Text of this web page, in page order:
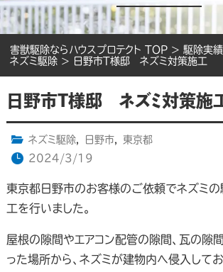
害獣駆除ならハウスプロテクト TOP > 駆除実
ネズミ駆除 > 日野市T様邸 ネズミ対策施工
日野市T様邸 ネズミ対策施
ネズミ駆除, 日野市,
東京都
2024/3/19
東京都日野市のお客様のご依頼でネズミの
工を行いました。
屋根の隙間やエアコン配管の隙間、瓦の隙
った場所から、ネズミが建物内へ侵入して